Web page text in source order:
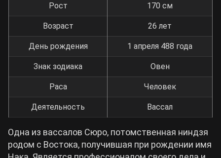
Рост 170 см
Возраст 26 лет
День рождения 1 апреля 488 года
Знак зодиака Овен
Раса Человек
Деятельность Вассал
Одна из вассалов Сюро, потомственная ниндзя
родом с Востока, получившая при рождении имя